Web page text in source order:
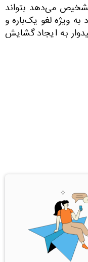
تشخیص می‌دهد بتواند
به ویژه لغو یک‌باره و
به ایجاد گشایش